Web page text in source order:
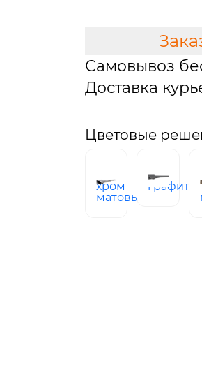
Самовывоз
Доставка
Цветовые
хром
матовый
графит